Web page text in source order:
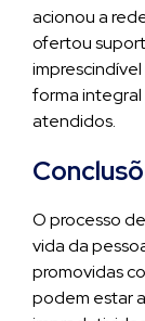
acionou a
ofertou
forma
atendidos.
O processo
vida da
promovidas
podem estar